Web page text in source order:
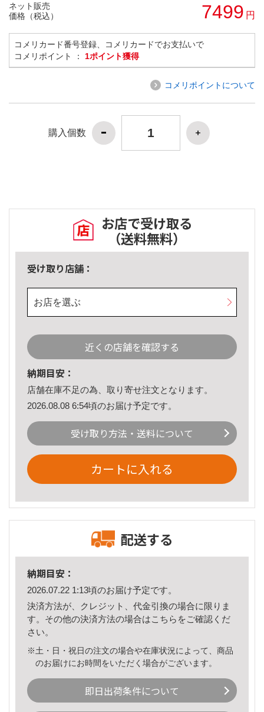
ネット販売
価格（税込）
7499 円
コメリカード番号登録、コメリカードでお支払いで
コメリポイント ： 1ポイント獲得
コメリポイントについて
購入個数
お店で受け取る
（送料無料）
受け取り店舗：
お店を選ぶ
近くの店舗を確認する
納期目安：
店舗在庫不足の為、取り寄せ注文となります。
2026.08.08 6:54頃のお届け予定です。
受け取り方法・送料について
カートに入れる
配送する
納期目安：
2026.07.22 1:13頃のお届け予定です。
決済方法が、クレジット、代金引換の場合に限りま
す。その他の決済方法の場合はこちら をご確認くだ
さい。
※土・日・祝日の注文の場合や在庫状況によって、商品
のお届けにお時間をいただく場合がございます。
即日出荷条件について